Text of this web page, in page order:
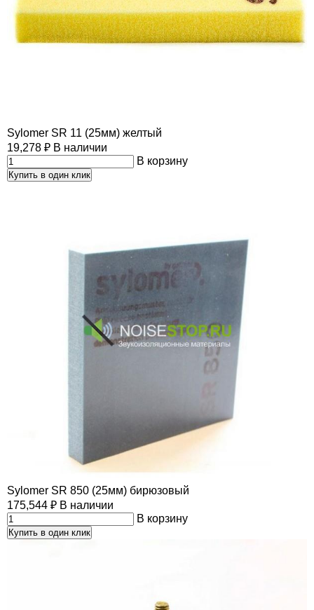
Sylomer SR 11 (25мм) желтый
19,278 ₽ В наличии
В корзину
Купить в один клик
Sylomer SR 850 (25мм) бирюзовый
175,544 ₽ В наличии
В корзину
Купить в один клик